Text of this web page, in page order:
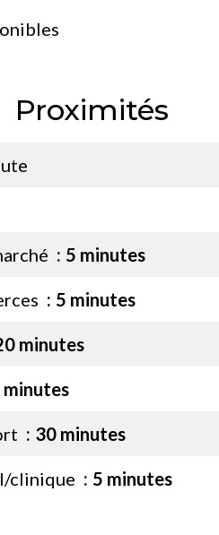
Proximités
5 minutes
5 minutes
minutes
minutes
30 minutes
clinique 5 minutes